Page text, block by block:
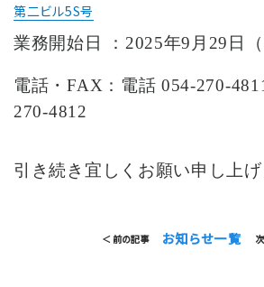
第二ビル5S号
業務開始日 ：2025年9月29日（
電話・FAX：電話 054-270-
270-4812
引き続き宜しくお願い申し上げ
＜ 前の記事 お知らせ一覧